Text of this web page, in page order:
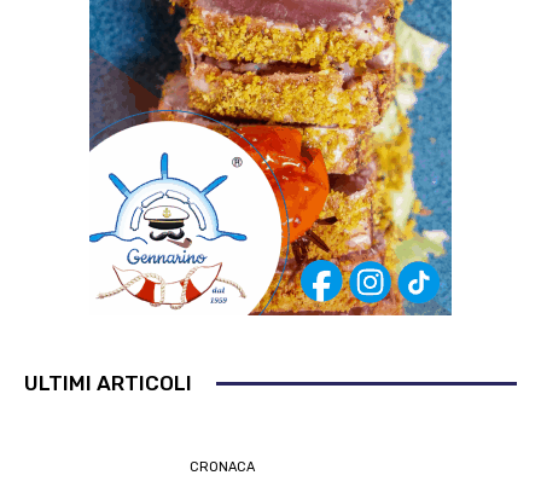
ULTIMI ARTICOLI
CRONACA